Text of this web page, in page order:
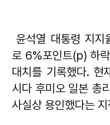
윤석열 대통령 지지
로 6%포인트(p) 하
대치를 기록했다. 현
시다 후미오 일본 총
사실상 용인했다는